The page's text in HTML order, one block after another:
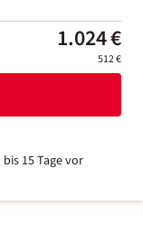
1.024 €
512 €
15 Tage vor